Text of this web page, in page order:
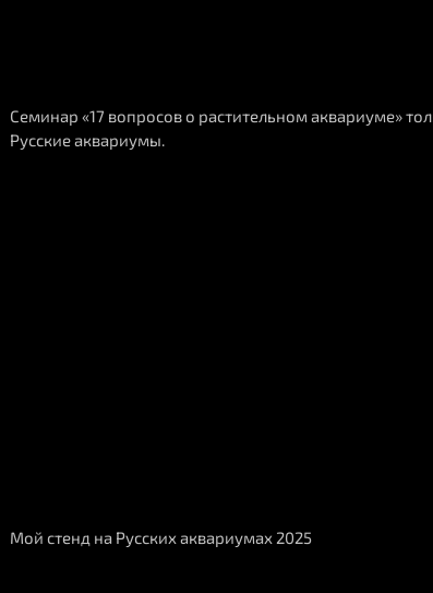
Семинар «17 вопросов о растительном аквариуме»
Русские аквариумы.
Мой стенд на Русских аквариумах 2025